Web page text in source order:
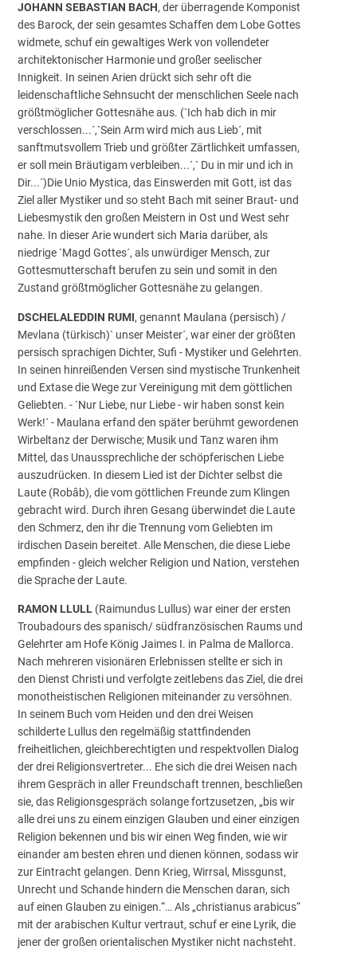
JOHANN SEBASTIAN BACH, der überragende Komponist
des Barock, der sein gesamtes Schaffen dem Lobe Gottes
widmete, schuf ein gewaltiges Werk von vollendeter
architektonischer Harmonie und großer seelischer
Innigkeit. In seinen Arien drückt sich sehr oft die
leidenschaftliche Sehnsucht der menschlichen Seele nach
größtmöglicher Gottesnähe aus. (`Ich hab dich in mir
verschlossen...´,`Sein Arm wird mich aus Lieb´, mit
sanftmutsvollem Trieb und größter Zärtlichkeit umfassen,
er soll mein Bräutigam verbleiben...´,` Du in mir und ich in
Dir...´)Die Unio Mystica, das Einswerden mit Gott, ist das
Ziel aller Mystiker und so steht Bach mit seiner Braut- und
Liebesmystik den großen Meistern in Ost und West sehr
nahe. In dieser Arie wundert sich Maria darüber, als
niedrige `Magd Gottes´, als unwürdiger Mensch, zur
Gottesmutterschaft berufen zu sein und somit in den
Zustand größtmöglicher Gottesnähe zu gelangen.
DSCHELALEDDIN RUMI, genannt Maulana (persisch) /
Mevlana (türkisch)` unser Meister´, war einer der größten
persisch sprachigen Dichter, Sufi - Mystiker und Gelehrten.
In seinen hinreißenden Versen sind mystische Trunkenheit
und Extase die Wege zur Vereinigung mit dem göttlichen
Geliebten. - `Nur Liebe, nur Liebe - wir haben sonst kein
Werk!´ - Maulana erfand den später berühmt gewordenen
Wirbeltanz der Derwische; Musik und Tanz waren ihm
Mittel, das Unaussprechliche der schöpferischen Liebe
auszudrücken. In diesem Lied ist der Dichter selbst die
Laute (Robâb), die vom göttlichen Freunde zum Klingen
gebracht wird. Durch ihren Gesang überwindet die Laute
den Schmerz, den ihr die Trennung vom Geliebten im
irdischen Dasein bereitet. Alle Menschen, die diese Liebe
empfinden - gleich welcher Religion und Nation, verstehen
die Sprache der Laute.
RAMON LLULL (Raimundus Lullus) war einer der ersten
Troubadours des spanisch/ südfranzösischen Raums und
Gelehrter am Hofe König Jaimes I. in Palma de Mallorca.
Nach mehreren visionären Erlebnissen stellte er sich in
den Dienst Christi und verfolgte zeitlebens das Ziel, die drei
monotheistischen Religionen miteinander zu versöhnen.
In seinem Buch vom Heiden und den drei Weisen
schilderte Lullus den regelmäßig stattfindenden
freiheitlichen, gleichberechtigten und respektvollen Dialog
der drei Religionsvertreter... Ehe sich die drei Weisen nach
ihrem Gespräch in aller Freundschaft trennen, beschließen
sie, das Religionsgespräch solange fortzusetzen, „bis wir
alle drei uns zu einem einzigen Glauben und einer einzigen
Religion bekennen und bis wir einen Weg finden, wie wir
einander am besten ehren und dienen können, sodass wir
zur Eintracht gelangen. Denn Krieg, Wirrsal, Missgunst,
Unrecht und Schande hindern die Menschen daran, sich
auf einen Glauben zu einigen.“… Als „christianus arabicus“
mit der arabischen Kultur vertraut, schuf er eine Lyrik, die
jener der großen orientalischen Mystiker nicht nachsteht.